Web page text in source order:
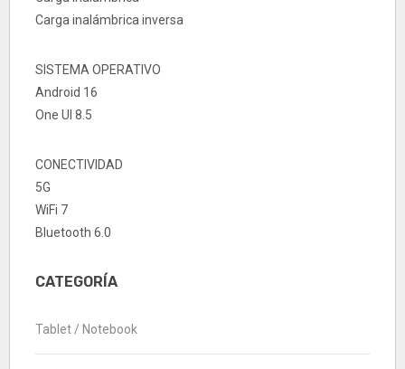
Carga inalámbrica inversa
SISTEMA OPERATIVO
Android 16
One UI 8.5
CONECTIVIDAD
5G
WiFi 7
Bluetooth 6.0
CATEGORÍA
Tablet / Notebook